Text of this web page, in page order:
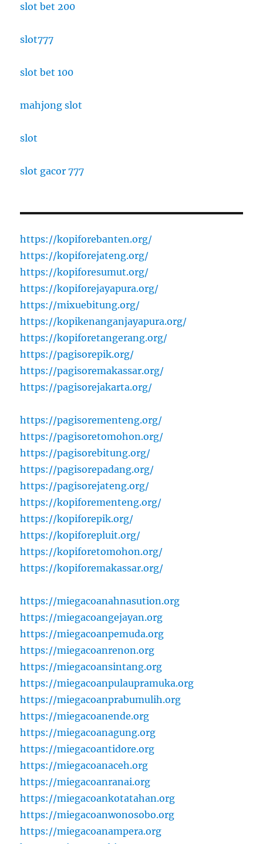
slot bet 200
slot777
slot bet 100
mahjong slot
slot
slot gacor 777
https://kopiforebanten.org/
https://kopiforejateng.org/
https://kopiforesumut.org/
https://kopiforejayapura.org/
https://mixuebitung.org/
https://kopikenanganjayapura.org/
https://kopiforetangerang.org/
https://pagisorepik.org/
https://pagisoremakassar.org/
https://pagisorejakarta.org/
https://pagisorementeng.org/
https://pagisoretomohon.org/
https://pagisorebitung.org/
https://pagisorepadang.org/
https://pagisorejateng.org/
https://kopiforementeng.org/
https://kopiforepik.org/
https://kopiforepluit.org/
https://kopiforetomohon.org/
https://kopiforemakassar.org/
https://miegacoanahnasution.org
https://miegacoangejayan.org
https://miegacoanpemuda.org
https://miegacoanrenon.org
https://miegacoansintang.org
https://miegacoanpulaupramuka.org
https://miegacoanprabumulih.org
https://miegacoanende.org
https://miegacoanagung.org
https://miegacoantidore.org
https://miegacoanaceh.org
https://miegacoanranai.org
https://miegacoankotatahan.org
https://miegacoanwonosobo.org
https://miegacoanampera.org